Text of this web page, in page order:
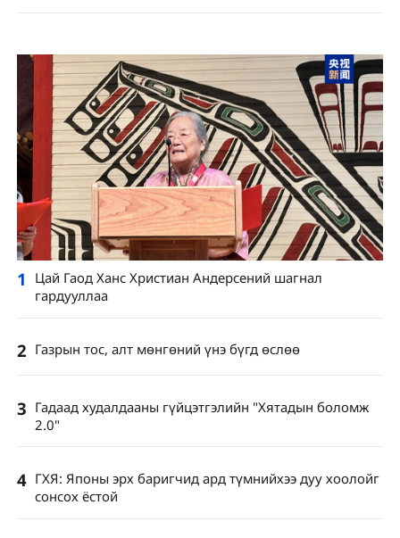
1
Цай Гаод Ханс Христиан Андерсений шагнал
гардууллаа
2 Газрын тос, алт мөнгөний үнэ бүгд өслөө
3 Гадаад худалдааны гүйцэтгэлийн "Хятадын боломж
2.0"
4 ГХЯ: Японы эрх баригчид ард түмнийхээ дуу хоолойг
сонсох ёстой